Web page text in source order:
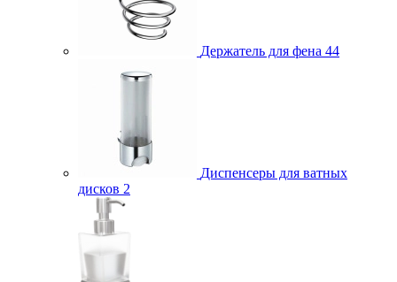
Держатель для фена 44
Диспенсеры для ватных
дисков 2